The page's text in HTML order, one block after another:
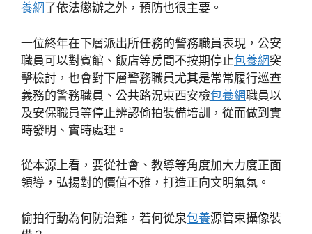
養網了依法懲辦之外，預防也很主要。
一位終年在下層派出所任務的警務職員表現，公安
職員可以對賓館、飯店等房間不按期停止包養網突
擊檢討，也會對下層警務職員尤其是常常履行巡查
義務的警務職員、公共路況東西安檢包養網職員以
及安保職員等停止辨認偷拍裝備培訓，從而做到實
時發明、實時處理。
從本源上看，要從社會、教導等角度加大力度正面
領導，弘揚對的價值不雅，打造正向文明氣氛。
偷拍行動為何防治難，若何從泉包養源管束攝像裝